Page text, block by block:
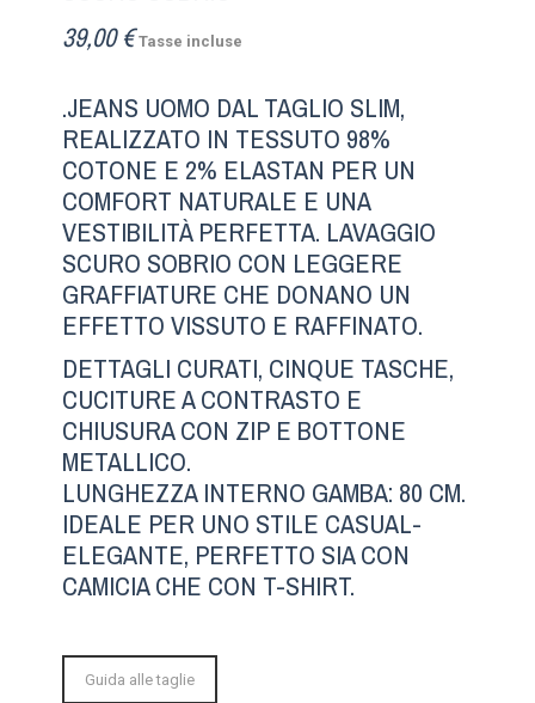
39,00 € Tasse incluse
.JEANS UOMO DAL TAGLIO SLIM,
REALIZZATO IN TESSUTO 98%
COTONE E 2% ELASTAN PER UN
COMFORT NATURALE E UNA
VESTIBILITÀ PERFETTA. LAVAGGIO
SCURO SOBRIO CON LEGGERE
GRAFFIATURE CHE DONANO UN
EFFETTO VISSUTO E RAFFINATO.
DETTAGLI CURATI, CINQUE TASCHE,
CUCITURE A CONTRASTO E
CHIUSURA CON ZIP E BOTTONE
METALLICO.
LUNGHEZZA INTERNO GAMBA: 80 CM.
IDEALE PER UNO STILE CASUAL-
ELEGANTE, PERFETTO SIA CON
CAMICIA CHE CON T-SHIRT.
Guida alle taglie